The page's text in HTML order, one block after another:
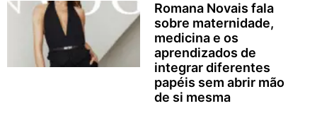
Romana Novais fala
sobre maternidade,
medicina e os
aprendizados de
integrar diferentes
papéis sem abrir mão
de si mesma